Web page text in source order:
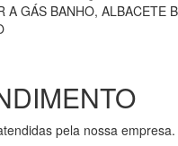
GÁS BANHO, ALBACETE
pela nossa empresa.